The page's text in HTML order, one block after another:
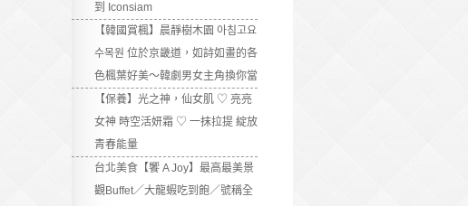
到 Iconsiam
【韓國賞楓】晨靜樹木園 아침고요
수목원 位於京畿道，如詩如畫的各
色楓葉好美～韓劇男女主角換你當
【保養】光之神，仙女肌 ♡ 亮亮
女神 時空活妍霜 ♡ 一抹拉提 綻放
青春能量
台北美食【饗 A Joy】最高最美景
觀Buffet／大龍蝦吃到飽／號稱全